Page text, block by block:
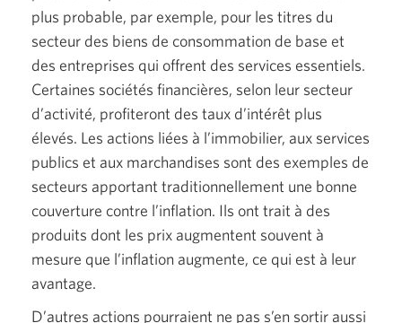
plus probable, par exemple, pour les titres du
secteur des biens de consommation de base et
des entreprises qui offrent des services essentiels.
Certaines sociétés financières, selon leur secteur
d’activité, profiteront des taux d’intérêt plus
élevés. Les actions liées à l’immobilier, aux services
publics et aux marchandises sont des exemples de
secteurs apportant traditionnellement une bonne
couverture contre l’inflation. Ils ont trait à des
produits dont les prix augmentent souvent à
mesure que l’inflation augmente, ce qui est à leur
avantage.
D’autres actions pourraient ne pas s’en sortir aussi